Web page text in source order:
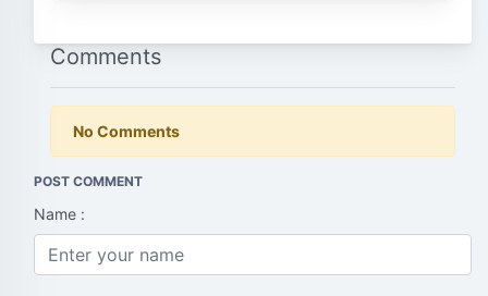
Comments
No Comments
POST COMMENT
Name :